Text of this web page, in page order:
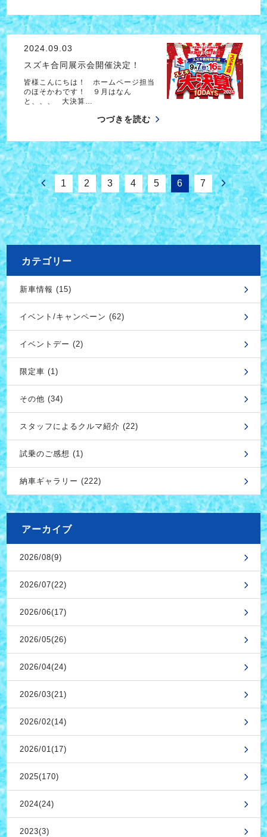
2024.09.03
スズキ合同展示会開催決定！
皆様こんにちは！ ホームページ担当
のほそかわです！ ９月はなん
と、、、 大決算…
つづきを読む
1 2 3 4 5 6 7
カテゴリー
新車情報 (15)
イベント/キャンペーン (62)
イベントデー (2)
限定車 (1)
その他 (34)
スタッフによるクルマ紹介 (22)
試乗のご感想 (1)
納車ギャラリー (222)
アーカイブ
2026/08(9)
2026/07(22)
2026/06(17)
2026/05(26)
2026/04(24)
2026/03(21)
2026/02(14)
2026/01(17)
2025(170)
2024(24)
2023(3)